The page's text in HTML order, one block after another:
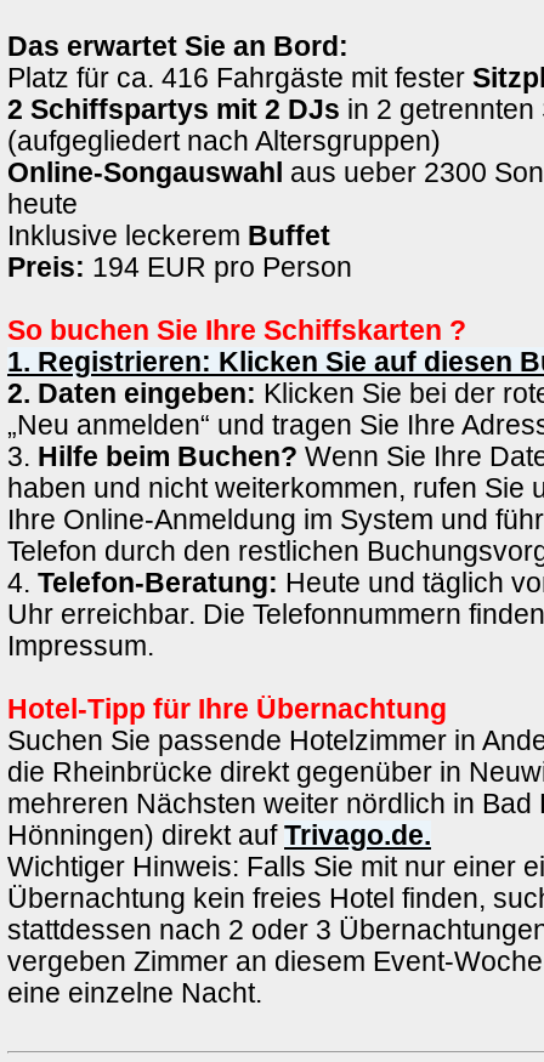
Das erwartet Sie an Bord:
Platz für ca. 416 Fahrgäste mit fester
2 Schiffspartys mit 2 DJs in 2 getrennten
(aufgegliedert nach Altersgruppen)
Online-Songauswahl aus ueber 2300
heute
Inklusive leckerem Buffet
Preis: 194 EUR pro Person
So buchen Sie Ihre Schiffskarten ?
1. Registrieren: Klicken Sie auf diesen
2. Daten eingeben: Klicken Sie bei der
„Neu anmelden“ und tragen Sie Ihre
3. Hilfe beim Buchen? Wenn Sie Ihre
haben und nicht weiterkommen, rufen Sie
Ihre Online-Anmeldung im System und
Telefon durch den restlichen
4. Telefon-Beratung: Heute und täglich
Uhr erreichbar. Die Telefonnummern
Impressum.
Hotel-Tipp für Ihre Übernachtung
Suchen Sie passende Hotelzimmer in
die Rheinbrücke direkt gegenüber in
mehreren Nächsten weiter nördlich in Bad
Hönningen) direkt auf Trivago.de.
Wichtiger Hinweis: Falls Sie mit nur einer
Übernachtung kein freies Hotel finden,
stattdessen nach 2 oder 3
vergeben Zimmer an diesem Event-
eine einzelne Nacht.